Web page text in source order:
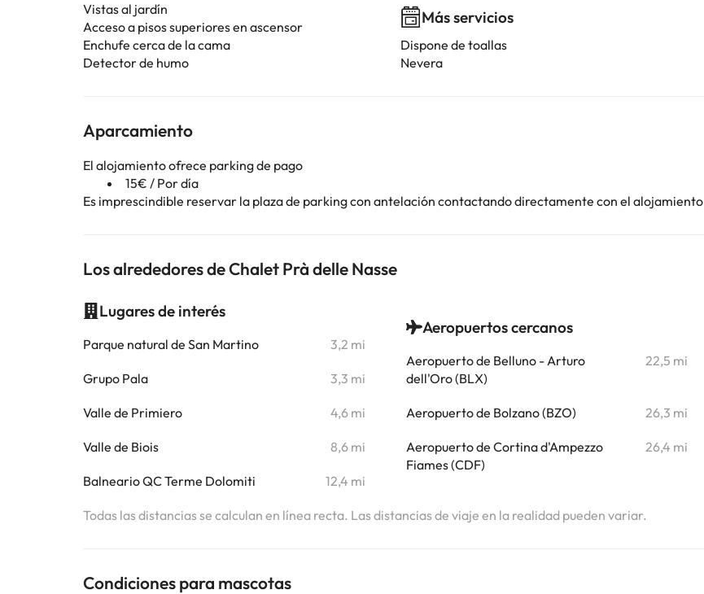
Vistas al jardín
Acceso a pisos superiores en ascensor
Enchufe cerca de la cama
Detector de humo
Más servicios
Dispone de toallas
Nevera
Aparcamiento
El alojamiento ofrece parking de pago
15€ / Por día
Es imprescindible reservar la plaza de parking con antelación contactando directamente con el alojamiento
Los alrededores de Chalet Prà delle Nasse
Lugares de interés
Parque natural de San Martino 3,2 mi
Grupo Pala 3,3 mi
Valle de Primiero 4,6 mi
Valle de Biois 8,6 mi
Balneario QC Terme Dolomiti 12,4 mi
Aeropuertos cercanos
Aeropuerto de Belluno - Arturo
dell'Oro (BLX)
22,5 mi
Aeropuerto de Bolzano (BZO) 26,3 mi
Aeropuerto de Cortina d'Ampezzo
Fiames (CDF)
26,4 mi
Todas las distancias se calculan en línea recta. Las distancias de viaje en la realidad pueden variar.
Condiciones para mascotas